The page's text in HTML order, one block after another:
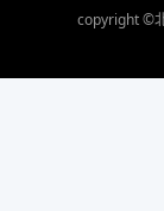
copyright ©